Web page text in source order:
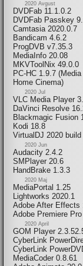
2020 Avgust
DVDFab 11.1.0.2
DVDFab Passkey
Camtasia 2020.0.7
Bandicam 4.6.2
ProgDVB v7.35.3
MediaInfo 20.08
MKVToolNix 49.0.0
PC-HC 1.9.7
Home Cinema)
2020 Jul
VLC Media Player
DaVinci Resolve
Blackmagic Fusion
Kodi 18.8
VirtualDJ 2020 build
2020 Jun
Audacity 2.4.2
SMPlayer 20.6
HandBrake 1.3.3
2020 Maj
MediaPortal 1.25
Lightworks 2020.1
Adobe After Effects
Adobe Premiere
2020 April
GOM Player
CyberLink
CyberLink
MediaCoder 0.8.61